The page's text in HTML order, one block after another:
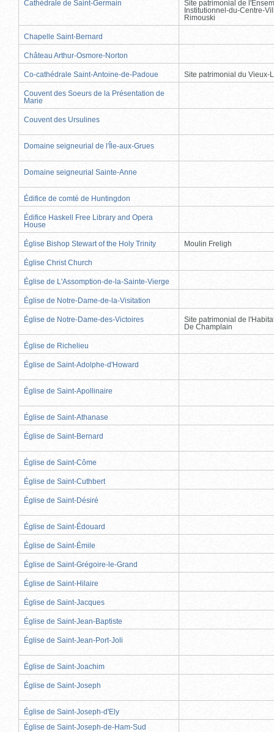
Cathédrale de Saint-Germain
Site patrimonial de
Institutionnel-du-Centre-
Rimouski
Chapelle Saint-Bernard
Château Arthur-Osmore-Norton
Co-cathédrale Saint-Antoine-de-Padoue Site patrimonial du Vieux-
Couvent des Soeurs de la Présentation de
Marie
Couvent des Ursulines
Domaine seigneurial de l'Île-aux-Grues
Domaine seigneurial Sainte-Anne
Édifice de comté de Huntingdon
Édifice Haskell Free Library and Opera
House
Église Bishop Stewart of the Holy Trinity Moulin Freligh
Église Christ Church
Église de L'Assomption-de-la-Sainte-Vierge
Église de Notre-Dame-de-la-Visitation
Église de Notre-Dame-des-Victoires
Site patrimonial de
De Champlain
Église de Richelieu
Église de Saint-Adolphe-d'Howard
Église de Saint-Apollinaire
Église de Saint-Athanase
Église de Saint-Bernard
Église de Saint-Côme
Église de Saint-Cuthbert
Église de Saint-Désiré
Église de Saint-Édouard
Église de Saint-Émile
Église de Saint-Grégoire-le-Grand
Église de Saint-Hilaire
Église de Saint-Jacques
Église de Saint-Jean-Baptiste
Église de Saint-Jean-Port-Joli
Église de Saint-Joachim
Église de Saint-Joseph
Église de Saint-Joseph-d'Ely
Église de Saint-Joseph-de-Ham-Sud